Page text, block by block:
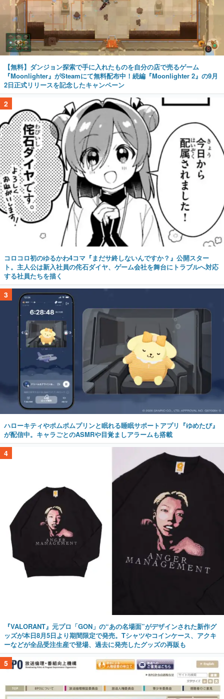
【無料】ダンジョン探索で手に入れたものを自分の店で売るゲーム
『Moonlighter』がSteamにて無料配布中！続編『Moonlighter 2』の9月
2日正式リリースを記念したキャンペーン
2
コロコロ初のゆるかわ4コマ『まだサ終しないんですか？』公開スター
ト。主人公は新入社員の侘石ダイヤ、ゲーム会社を舞台にトラブルへ対応
する社員たちを描く
3
ハローキティやポムポムプリンと眠れる睡眠サポートアプリ『ゆめたび』
が配信中。キャラごとのASMRや目覚ましアラームも搭載
4
『VALORANT』元プロ「GON」の“あの名場面”がデザインされた新作グ
ッズが本日8月5日より期間限定で発売。Tシャツやコインケース、アクキ
ーなどが全品受注生産で登場、過去に発売したグッズの再販も
5